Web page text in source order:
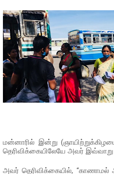
மன்னாரில் இன்று
தெரிவிக்கையிலேயே அவர் இவ்வாறு
அவர் தெரிவிக்கையில், “காணாமல்